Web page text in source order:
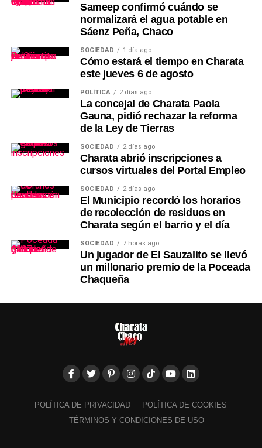
Sameep confirmó cuándo se
normalizará el agua potable en
Sáenz Peña, Chaco
SOCIEDAD 1 día ago
Cómo estará el tiempo en Charata
este jueves 6 de agosto
POLÍTICA 2 días ago
La concejal de Charata Paola
Gauna, pidió rechazar la reforma
de la Ley de Tierras
SOCIEDAD 2 días ago
Charata abrió inscripciones a
cursos virtuales del Portal Empleo
SOCIEDAD 2 días ago
El Municipio recordó los horarios
de recolección de residuos en
Charata según el barrio y el día
SOCIEDAD 7 horas ago
Un jugador de El Sauzalito se llevó
un millonario premio de la Poceada
Chaqueña
POLÍTICA DE PRIVACIDAD
POLÍTICA DE COOKIES
TÉRMINOS Y CONDICIONES DE USO